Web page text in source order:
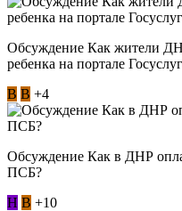
Обсуждение Как жители
ребенка на портале
В В +4
Обсуждение Как в ДНР
ПСБ?
Н В +10